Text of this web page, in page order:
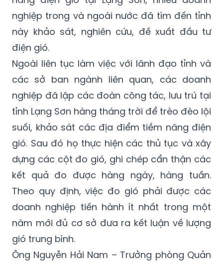
nghiệp trong và ngoài nước đã tìm đến tỉnh
này khảo sát, nghiên cứu, đề xuất đầu tư
điện gió.
Ngoài liên tục làm việc với lãnh đạo tỉnh và
các sở ban ngành liên quan, các doanh
nghiệp đã lập các đoàn công tác, lưu trú tại
tỉnh Lạng Sơn hàng tháng trời để trèo đèo lội
suối, khảo sát các địa điểm tiềm năng điện
gió. Sau đó họ thực hiện các thủ tục và xây
dựng các cột đo gió, ghi chép cẩn thận các
kết quả đo được hàng ngày, hàng tuần.
Theo quy định, việc đo gió phải được các
doanh nghiệp tiến hành ít nhất trong một
năm mới đủ cơ sở đưa ra kết luận về lượng
gió trung bình.
Ông Nguyễn Hải Nam – Trưởng phòng Quản